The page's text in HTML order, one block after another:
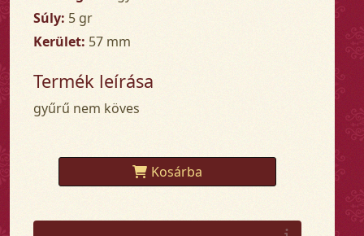
Súly: 5 gr
Kerület: 57 mm
Termék leírása
gyűrű nem köves
Kosárba